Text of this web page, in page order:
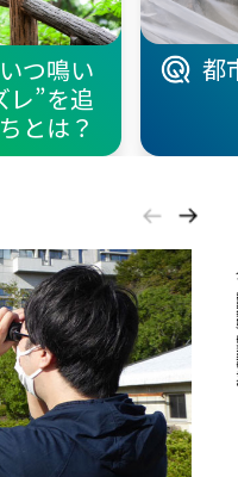
つ鳴い
”を追
とは？
都